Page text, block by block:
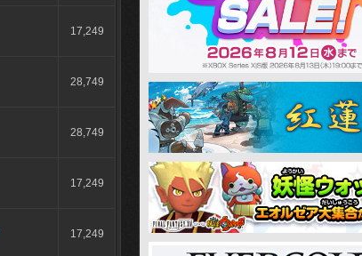
17,249
28,749
28,749
17,249
17,249